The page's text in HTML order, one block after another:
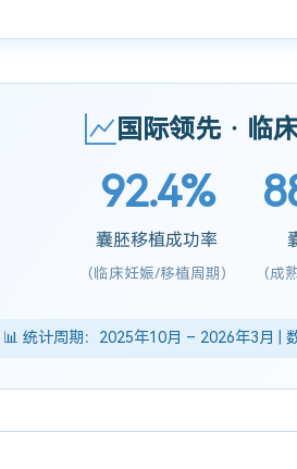
国际领先 · 临
92.4%
囊胚移植成功率
(临床妊娠/移植周期) (成
📊 统计周期：2025年10月 – 2026年3月 |